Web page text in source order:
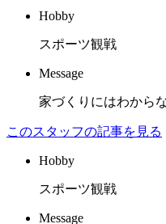
Hobby
スポーツ観戦
Message
家づくりにはわから
このスタッフの記事を見る
Hobby
スポーツ観戦
Message